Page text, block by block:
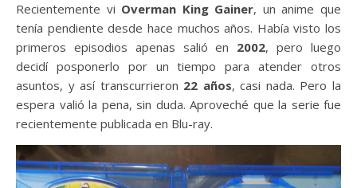
Recientemente vi Overman King Gainer, un anime que
tenía pendiente desde hace muchos años. Había visto los
primeros episodios apenas salió en 2002, pero luego
decidí posponerlo por un tiempo para atender otros
asuntos, y así transcurrieron 22 años, casi nada. Pero la
espera valió la pena, sin duda. Aproveché que la serie fue
recientemente publicada en Blu-ray.